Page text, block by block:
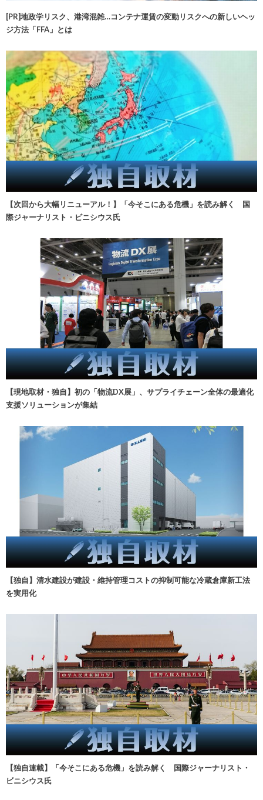
[PR]地政学リスク、港湾混雑…コンテナ運賃の変動リスクへの新しいヘッ
ジ方法「FFA」とは
【次回から大幅リニューアル！】「今そこにある危機」を読み解く 国
際ジャーナリスト・ビニシウス氏
【現地取材・独自】初の「物流DX展」、サプライチェーン全体の最適化
支援ソリューションが集結
【独自】清水建設が建設・維持管理コストの抑制可能な冷蔵倉庫新工法
を実用化
【独自連載】「今そこにある危機」を読み解く 国際ジャーナリスト・
ビニシウス氏